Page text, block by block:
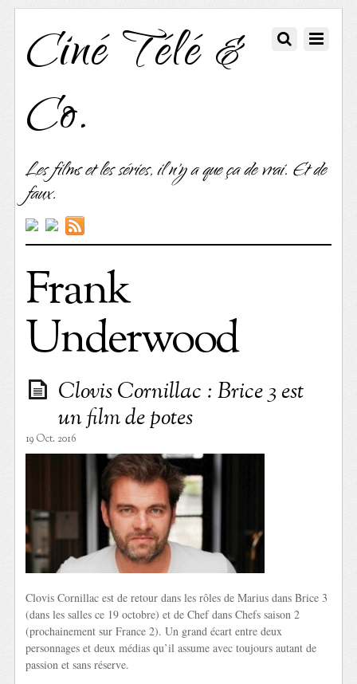
Ciné Télé &
Co.
Les films et les séries, il n'y a que ça de vrai. Et de
faux.
Frank
Underwood
Clovis Cornillac : Brice 3 est
un film de potes
19 Oct. 2016
Clovis Cornillac est de retour dans les rôles de Marius dans Brice 3
(dans les salles ce 19 octobre) et de Chef dans Chefs saison 2
(prochainement sur France 2). Un grand écart entre deux
personnages et deux médias qu’il assume avec toujours autant de
passion et sans réserve.